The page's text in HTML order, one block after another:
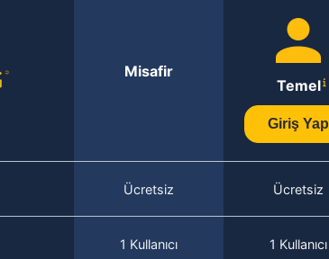
Misafir
Temel
Giriş Yap
Ücretsiz Ücretsiz
1 Kullanıcı 1 Kullanıcı